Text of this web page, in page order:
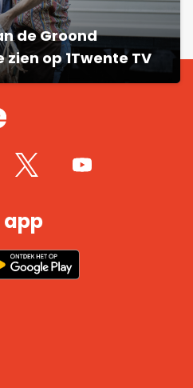
de Groond
op 1Twente TV
app